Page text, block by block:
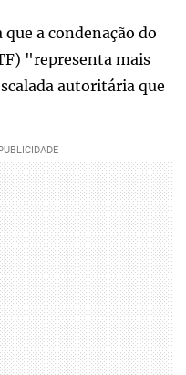
a condenação do
"representa mais
autoritária que